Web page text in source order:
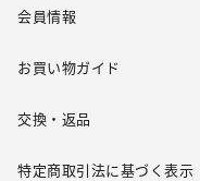
会員情報
お買い物ガイド
交換・返品
特定商取引法に基づく表示